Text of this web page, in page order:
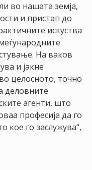
во нашата земја,
и пристап до
искуства
На ваков
и јакне
целосното, точно
деловните
агенти, што
професија да го
кое го заслужува“,